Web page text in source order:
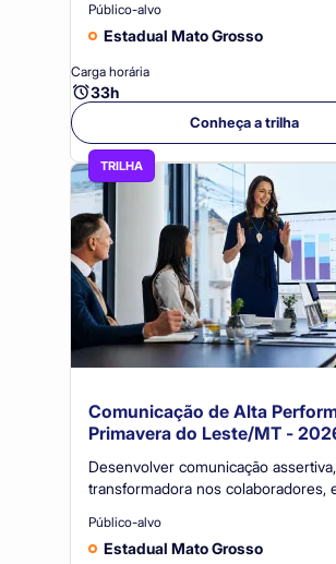
reuniões, com impacto na efetividade
organizacional e no clima corporativo.
Público-alvo
Estadual Mato Grosso
Carga horária
33h
Conheça a trilha
TRILHA
Comunicação de Alta
Primavera do Leste/MT -
Desenvolver comunicação
transformadora nos colaboradores,
reuniões, com impacto na efetividade
organizacional e no clima corporativo.
Público-alvo
Estadual Mato Grosso